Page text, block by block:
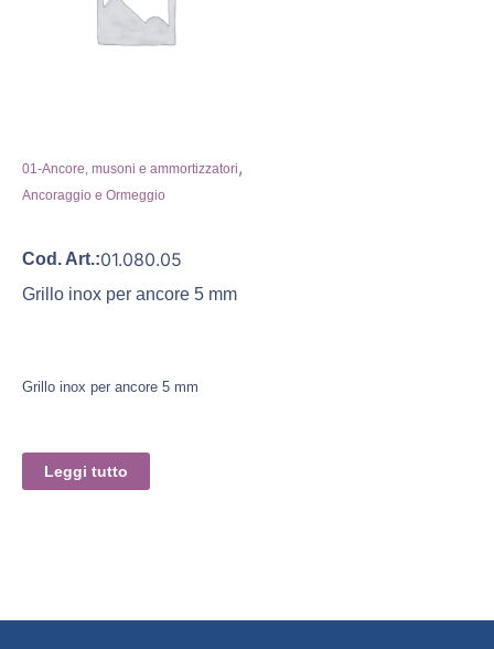
01-Ancore, musoni e ammortizzatori,
Ancoraggio e Ormeggio
Cod. Art.:01.080.05
Grillo inox per ancore 5 mm
Grillo inox per ancore 5 mm
Leggi tutto